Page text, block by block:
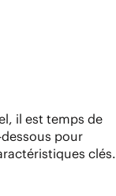
il est temps de
pour
clés.